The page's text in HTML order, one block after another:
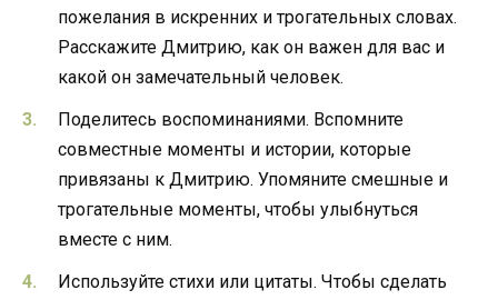
пожелания в искренних и трогательных словах.
Расскажите Дмитрию, как он важен для вас и
какой он замечательный человек.
Поделитесь воспоминаниями. Вспомните
совместные моменты и истории, которые
привязаны к Дмитрию. Упомяните смешные и
трогательные моменты, чтобы улыбнуться
вместе с ним.
Используйте стихи или цитаты. Чтобы сделать